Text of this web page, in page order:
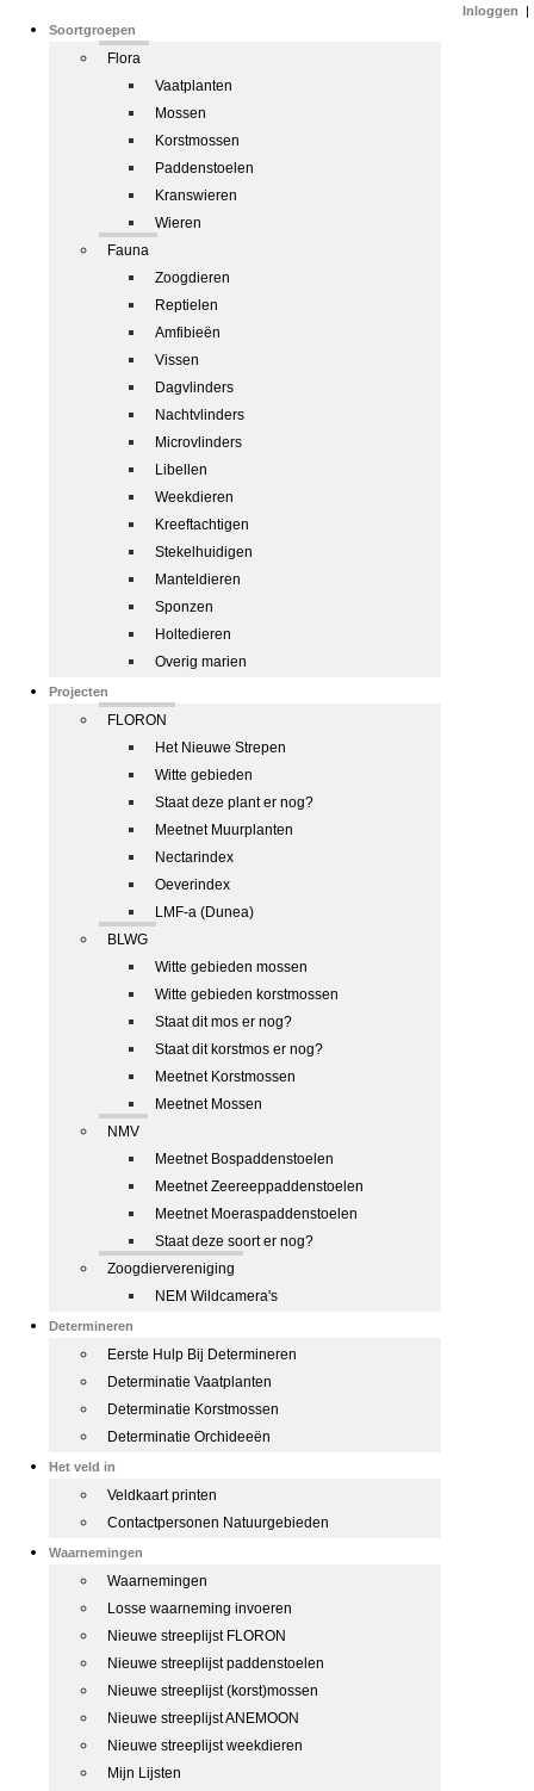
Soortgroepen
Flora
Vaatplanten
Mossen
Korstmossen
Paddenstoelen
Kranswieren
Wieren
Fauna
Zoogdieren
Reptielen
Amfibieën
Vissen
Dagvlinders
Nachtvlinders
Microvlinders
Libellen
Weekdieren
Kreeftachtigen
Stekelhuidigen
Manteldieren
Sponzen
Holtedieren
Overig marien
Projecten
FLORON
Het Nieuwe Strepen
Witte gebieden
Staat deze plant er nog?
Meetnet Muurplanten
Nectarindex
Oeverindex
LMF-a (Dunea)
BLWG
Witte gebieden mossen
Witte gebieden korstmossen
Staat dit mos er nog?
Staat dit korstmos er nog?
Meetnet Korstmossen
Meetnet Mossen
NMV
Meetnet Bospaddenstoelen
Meetnet Zeereeppaddenstoelen
Meetnet Moeraspaddenstoelen
Staat deze soort er nog?
Zoogdiervereniging
NEM Wildcamera's
Determineren
Eerste Hulp Bij Determineren
Determinatie Vaatplanten
Determinatie Korstmossen
Determinatie Orchideeën
Het veld in
Veldkaart printen
Contactpersonen Natuurgebieden
Waarnemingen
Waarnemingen
Losse waarneming invoeren
Nieuwe streeplijst FLORON
Nieuwe streeplijst paddenstoelen
Nieuwe streeplijst (korst)mossen
Nieuwe streeplijst ANEMOON
Nieuwe streeplijst weekdieren
Mijn Lijsten
Inloggen |